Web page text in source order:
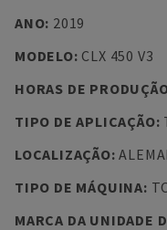
ANO: 2019
MODELO: CLX 450 V3
HORAS DE
TIPO DE APLICAÇÃO:
LOCALIZAÇÃO:
TIPO DE MÁQUINA:
MARCA DA UNIDADE